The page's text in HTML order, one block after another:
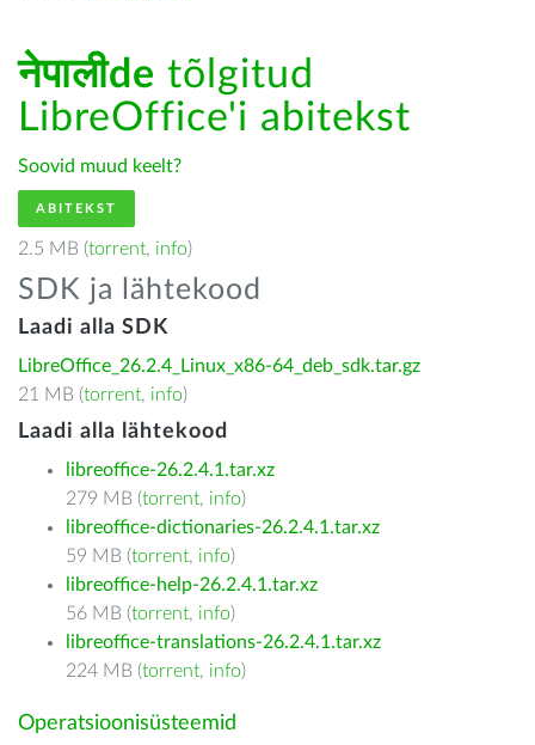
नेपालीde tõlgitud
LibreOffice'i abitekst
Soovid muud keelt?
ABITEKST
2.5 MB (torrent, info)
SDK ja lähtekood
Laadi alla SDK
LibreOffice_26.2.4_Linux_x86-64_deb_sdk.tar.gz
21 MB (torrent, info)
Laadi alla lähtekood
libreoffice-26.2.4.1.tar.xz
279 MB (torrent, info)
libreoffice-dictionaries-26.2.4.1.tar.xz
59 MB (torrent, info)
libreoffice-help-26.2.4.1.tar.xz
56 MB (torrent, info)
libreoffice-translations-26.2.4.1.tar.xz
224 MB (torrent, info)
Operatsioonisüsteemid